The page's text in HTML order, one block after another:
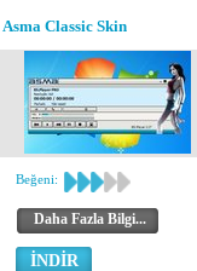
Asma Classic Skin
Beğeni:
Daha Fazla Bilgi...
İNDİR